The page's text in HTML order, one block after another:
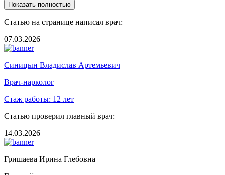
Показать полностью
Статью на странице написал врач:
07.03.2026
Синицын Владислав Артемьевич
Врач-нарколог
Стаж работы: 12 лет
Статью проверил главный врач:
14.03.2026
Гришаева Ирина Глебовна